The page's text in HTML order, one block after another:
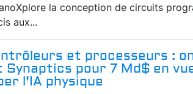
la conception de circuits
aux...
et processeurs :
pour 7 Md$ en
l'IA physique